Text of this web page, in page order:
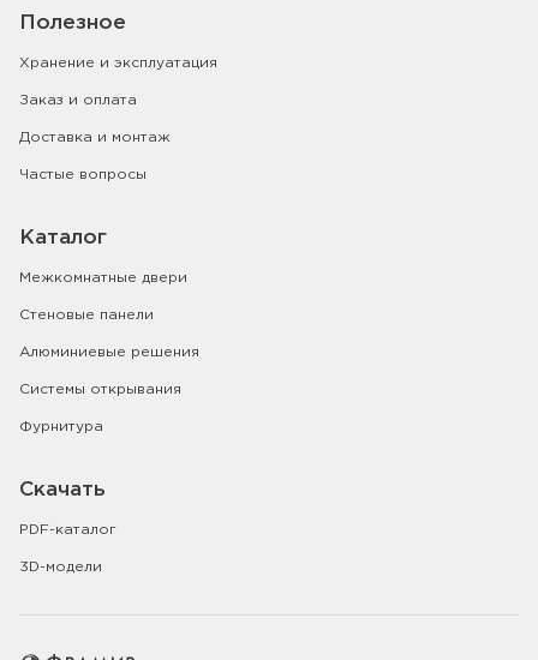
Полезное
Хранение и эксплуатация
Заказ и оплата
Доставка и монтаж
Частые вопросы
Каталог
Межкомнатные двери
Стеновые панели
Алюминиевые решения
Системы открывания
Фурнитура
Скачать
PDF-каталог
3D-модели